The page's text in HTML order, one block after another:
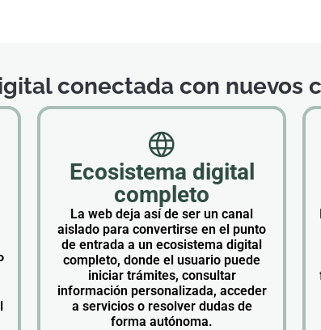
conectada con nuevos
Ecosistema digital
completo
La web deja así de ser un canal
aislado para convertirse en el punto
de entrada a un ecosistema digital
completo, donde el usuario puede
iniciar trámites, consultar
información personalizada, acceder
a servicios o resolver dudas de
forma autónoma.